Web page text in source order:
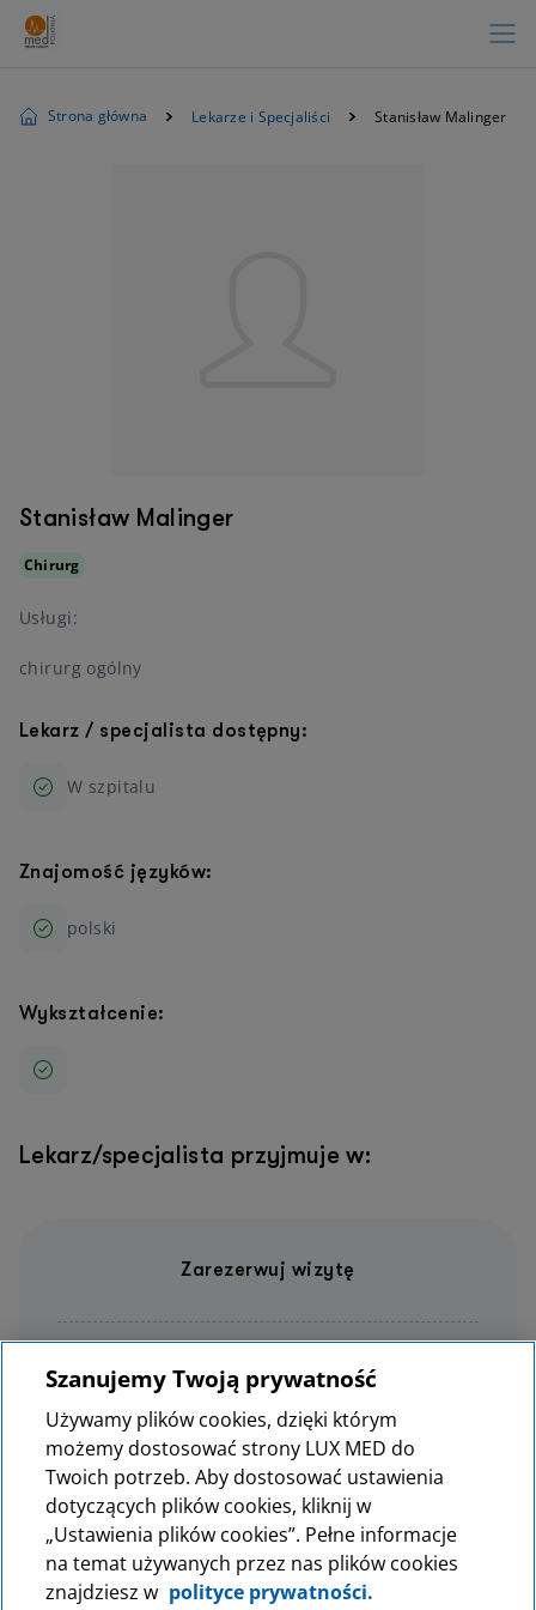
Strona główna Lekarze i Specjaliści Stanisław Malinger
Stanisław Malinger
Chirurg
Usługi:
chirurg ogólny
Lekarz / specjalista dostępny:
W szpitalu
Znajomość języków:
polski
Wykształcenie:
Lekarz/specjalista przyjmuje w:
Zarezerwuj wizytę
LUX MED Szpital Poznań
MedPolonia Grupa LUX MED
Dokumenty prawne
Szanujemy Twoją prywatność
Używamy plików cookies, dzięki którym
możemy dostosować strony LUX MED do
Twoich potrzeb. Aby dostosować ustawienia
dotyczących plików cookies, kliknij w
„Ustawienia plików cookies”. Pełne informacje
na temat używanych przez nas plików cookies
znajdziesz w polityce prywatności.